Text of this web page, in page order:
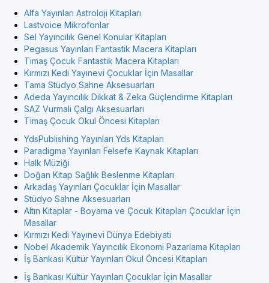
Alfa Yayınları Astroloji Kitapları
Lastvoice Mikrofonlar
Sel Yayıncılık Genel Konular Kitapları
Pegasus Yayınları Fantastik Macera Kitapları
Timaş Çocuk Fantastik Macera Kitapları
Kırmızı Kedi Yayınevi Çocuklar İçin Masallar
Tama Stüdyo Sahne Aksesuarları
Adeda Yayıncılık Dikkat & Zeka Güçlendirme Kitapları
SAZ Vurmali Çalgı Aksesuarları
Timaş Çocuk Okul Öncesi Kitapları
YdsPublishing Yayınları Yds Kitapları
Paradigma Yayınları Felsefe Kaynak Kitapları
Halk Müziği
Doğan Kitap Sağlık Beslenme Kitapları
Arkadaş Yayınları Çocuklar İçin Masallar
Stüdyo Sahne Aksesuarları
Altın Kitaplar - Boyama ve Çocuk Kitapları Çocuklar İçin
Masallar
Kırmızı Kedi Yayınevi Dünya Edebiyati
Nobel Akademik Yayıncılık Ekonomi Pazarlama Kitapları
İş Bankası Kültür Yayınları Okul Öncesi Kitapları
İş Bankası Kültür Yayınları Çocuklar İçin Masallar